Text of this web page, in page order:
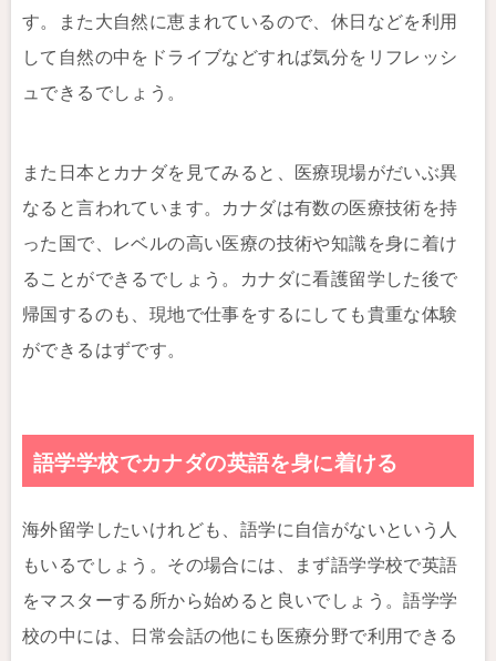
す。また大自然に恵まれているので、休日などを利用
して自然の中をドライブなどすれば気分をリフレッシ
ュできるでしょう。
また日本とカナダを見てみると、医療現場がだいぶ異
なると言われています。カナダは有数の医療技術を持
った国で、レベルの高い医療の技術や知識を身に着け
ることができるでしょう。カナダに看護留学した後で
帰国するのも、現地で仕事をするにしても貴重な体験
ができるはずです。
語学学校でカナダの英語を身に着ける
海外留学したいけれども、語学に自信がないという人
もいるでしょう。その場合には、まず語学学校で英語
をマスターする所から始めると良いでしょう。語学学
校の中には、日常会話の他にも医療分野で利用できる